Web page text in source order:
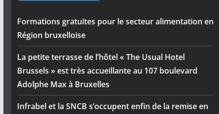
Formations gratuites pour le secteur alimentation en
Région bruxelloise
La petite terrasse de l’hôtel « The Usual Hotel
Brussels » est très accueillante au 107 boulevard
Adolphe Max à Bruxelles
Infrabel et la SNCB s’occupent enfin de la remise en